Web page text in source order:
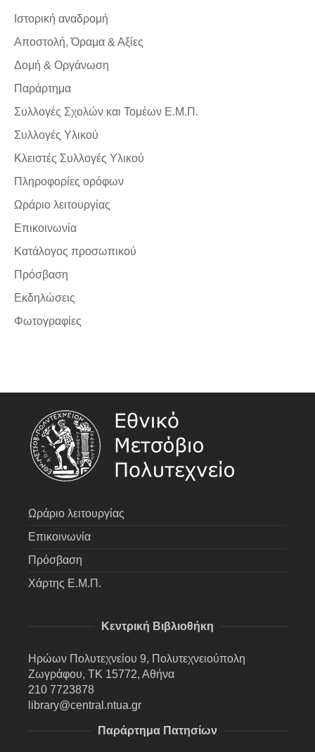
Ιστορική αναδρομή
Αποστολή, Όραμα & Αξίες
Δομή & Οργάνωση
Παράρτημα
Συλλογές Σχολών και Τομέων Ε.Μ.Π.
Συλλογές Υλικού
Κλειστές Συλλογές Υλικού
Πληροφορίες ορόφων
Ωράριο λειτουργίας
Επικοινωνία
Κατάλογος προσωπικού
Πρόσβαση
Εκδηλώσεις
Φωτογραφίες
Ωράριο λειτουργίας
Επικοινωνία
Πρόσβαση
Χάρτης Ε.Μ.Π.
Κεντρική Βιβλιοθήκη
Ηρώων Πολυτεχνείου 9, Πολυτεχνειούπολη
Ζωγράφου, ΤΚ 15772, Αθήνα
210 7723878
library@central.ntua.gr
Παράρτημα Πατησίων